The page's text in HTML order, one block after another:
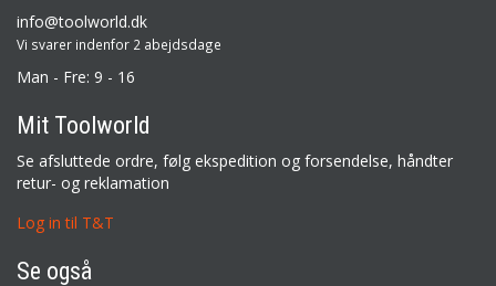
info@toolworld.dk
Vi svarer indenfor 2 abejdsdage
Man - Fre: 9 - 16
Mit Toolworld
Se afsluttede ordre, følg ekspedition og forsendelse, håndter
retur- og reklamation
Log in til T&T
Se også